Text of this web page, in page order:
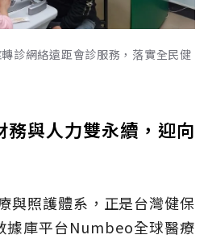
診網絡遠距會診服務，落實全民健
務與人力雙永續，迎向
與照護體系，正是台灣健保
據庫平台Numbeo全球醫療